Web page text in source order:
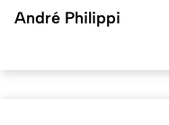
André Philippi